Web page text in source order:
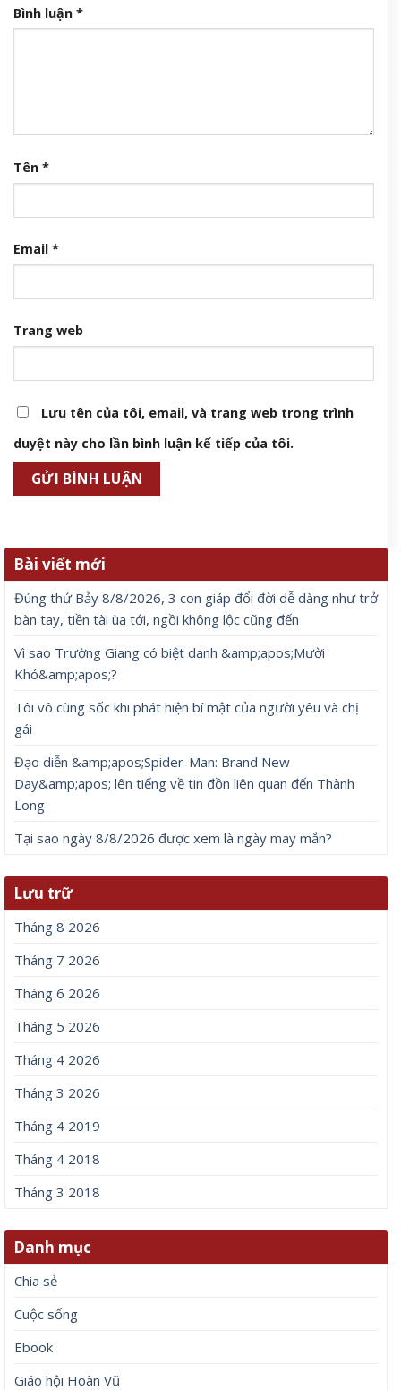
Bình luận *
Tên *
Email *
Trang web
Lưu tên của tôi, email, và trang web trong trình
duyệt này cho lần bình luận kế tiếp của tôi.
Bài viết mới
Đúng thứ Bảy 8/8/2026, 3 con giáp đổi đời dễ dàng như trở
bàn tay, tiền tài ùa tới, ngồi không lộc cũng đến
Vì sao Trường Giang có biệt danh &amp;apos;Mười
Khó&amp;apos;?
Tôi vô cùng sốc khi phát hiện bí mật của người yêu và chị
gái
Đạo diễn &amp;apos;Spider-Man: Brand New
Day&amp;apos; lên tiếng về tin đồn liên quan đến Thành
Long
Tại sao ngày 8/8/2026 được xem là ngày may mắn?
Lưu trữ
Tháng 8 2026
Tháng 7 2026
Tháng 6 2026
Tháng 5 2026
Tháng 4 2026
Tháng 3 2026
Tháng 4 2019
Tháng 4 2018
Tháng 3 2018
Danh mục
Chia sẻ
Cuộc sống
Ebook
Giáo hội Hoàn Vũ